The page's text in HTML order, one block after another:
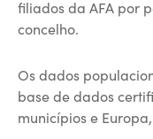
filiados da AFA por
concelho.
Os dados
base de dados
municípios e